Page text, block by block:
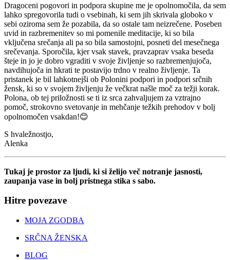
Dragoceni pogovori in podpora skupine me je opolnomočila, da sem
lahko spregovorila tudi o vsebinah, ki sem jih skrivala globoko v
sebi oziroma sem že pozabila, da so ostale tam neizrečene. Poseben
uvid in razbremenitev so mi pomenile meditacije, ki so bila
vključena srečanja ali pa so bila samostojni, posneti del mesečnega
srečevanja. Sporočila, kjer vsak stavek, pravzaprav vsaka beseda
šteje in jo je dobro vgraditi v svoje življenje so razbremenjujoča,
navdihujoča in hkrati te postavijo trdno v realno življenje. Ta
pristanek je bil lahkotnejši ob Polonini podpori in podpori srčnih
žensk, ki so v svojem življenju že večkrat našle moč za težji korak.
Polona, ob tej priložnosti se ti iz srca zahvaljujem za vztrajno
pomoč, strokovno svetovanje in mehčanje težkih prehodov v bolj
opolnomočen vsakdan!😊
S hvaležnostjo,
Alenka
Tukaj je prostor za ljudi, ki si želijo več notranje jasnosti,
zaupanja vase in bolj pristnega stika s sabo.
Hitre povezave
MOJA ZGODBA
SRČNA ŽENSKA
BLOG